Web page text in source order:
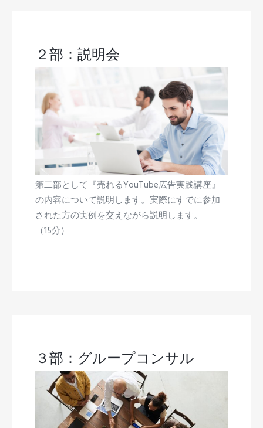
２部：説明会
第二部として『売れるYouTube広告実践講座』
の内容について説明します。実際にすでに参加
された方の実例を交えながら説明します。
（15分）
３部：グループコンサル